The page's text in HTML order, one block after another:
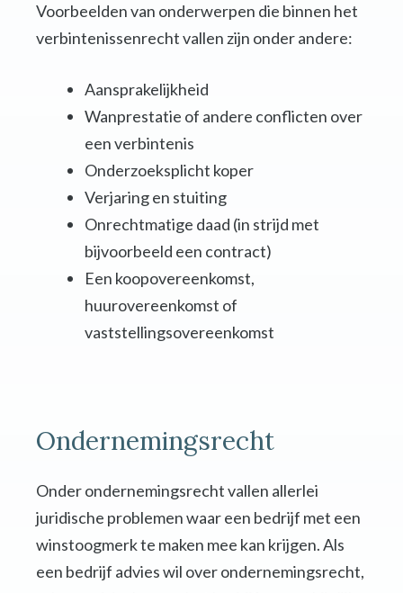
Voorbeelden van onderwerpen die binnen het
verbintenissenrecht vallen zijn onder andere:
Aansprakelijkheid
Wanprestatie of andere conflicten over
een verbintenis
Onderzoeksplicht koper
Verjaring en stuiting
Onrechtmatige daad (in strijd met
bijvoorbeeld een contract)
Een koopovereenkomst,
huurovereenkomst of
vaststellingsovereenkomst
Ondernemingsrecht
Onder ondernemingsrecht vallen allerlei
juridische problemen waar een bedrijf met een
winstoogmerk te maken mee kan krijgen. Als
een bedrijf advies wil over ondernemingsrecht,